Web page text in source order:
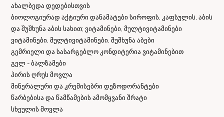
ახალბედა დედებისთვის
ბიოლოგიურად აქტიური დანამატები სიროფის, კაფსულის, აბის
და შუშხუნა აბის სახით; ვიტამინები, მულტივიტამინები
ვიტამინები, მულტივიტამინები, შუშხუნა აბები
გემრიელი და სასარგებლო კონდიტერია ვიტამინებით
გელ - ბალზამები
პირის ღრუს მოვლა
მინერალური და კრემისებრი დეზოდორანტები
წარბებისა და წამწამების ამომყვანი შრატი
სხეულის მოვლა